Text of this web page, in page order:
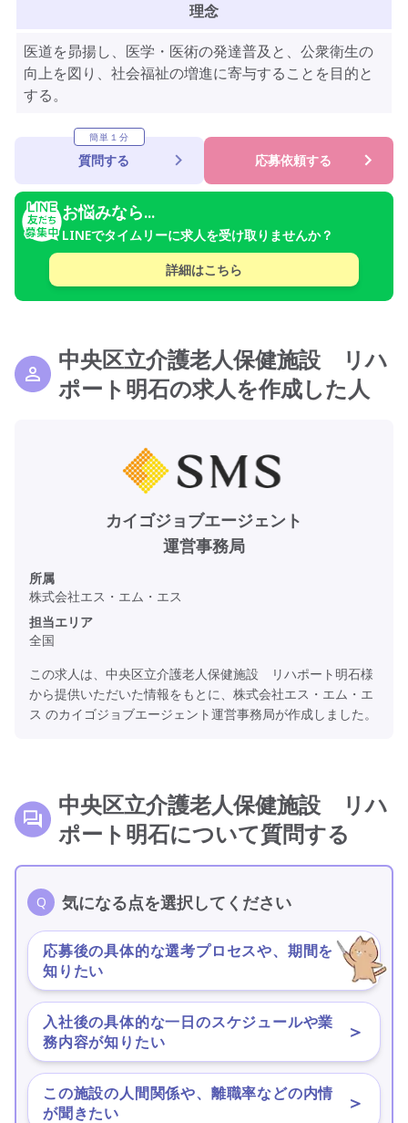
理念
医道を昴揚し、医学・医術の発達普及と、公衆衛生の
向上を図り、社会福祉の増進に寄与することを目的と
する。
簡単１分
質問する 応募依頼する
お悩みなら...
LINEでタイムリーに求人を受け取りませんか？
詳細はこちら
中央区立介護老人保健施設 リハ
ポート明石の求人を作成した人
カイゴジョブエージェント
運営事務局
所属
株式会社エス・エム・エス
担当エリア
全国
この求人は、中央区立介護老人保健施設 リハポート明石様
から提供いただいた情報をもとに、株式会社エス・エム・エ
ス のカイゴジョブエージェント運営事務局が作成しました。
中央区立介護老人保健施設 リハ
ポート明石について質問する
気になる点を選択してください
応募後の具体的な選考プロセスや、期間を
知りたい
＞
入社後の具体的な一日のスケジュールや業
務内容が知りたい
＞
この施設の人間関係や、離職率などの内情
が聞きたい
＞